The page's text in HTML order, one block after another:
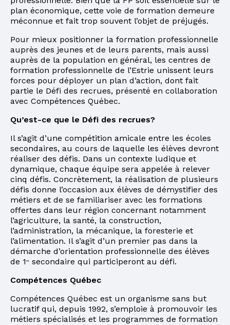
plan économique, cette voie de formation demeure
méconnue et fait trop souvent l’objet de préjugés.
Pour mieux positionner la formation professionnelle
auprès des jeunes et de leurs parents, mais aussi
auprès de la population en général, les centres de
formation professionnelle de l’Estrie unissent leurs
forces pour déployer un plan d’action, dont fait
partie le Défi des recrues, présenté en collaboration
avec Compétences Québec.
Qu’est-ce que le Défi des recrues?
Il s’agit d’une compétition amicale entre les écoles
secondaires, au cours de laquelle les élèves devront
réaliser des défis. Dans un contexte ludique et
dynamique, chaque équipe sera appelée à relever
cinq défis. Concrètement, la réalisation de plusieurs
défis donne l’occasion aux élèves de démystifier des
métiers et de se familiariser avec les formations
offertes dans leur région concernant notamment
l’agriculture, la santé, la construction,
l’administration, la mécanique, la foresterie et
l’alimentation. Il s’agit d’un premier pas dans la
démarche d’orientation professionnelle des élèves
de 1 re
secondaire qui participeront au défi.
Compétences Québec
Compétences Québec est un organisme sans but
lucratif qui, depuis 1992, s’emploie à promouvoir les
métiers spécialisés et les programmes de formation